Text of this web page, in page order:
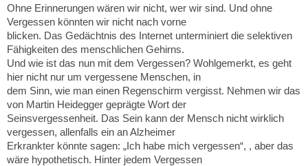
Ohne Erinnerungen wären wir nicht, wer wir sind. Und ohne
Vergessen könnten wir nicht nach vorne
blicken. Das Gedächtnis des Internet unterminiert die selektiven
Fähigkeiten des menschlichen Gehirns.
Und wie ist das nun mit dem Vergessen? Wohlgemerkt, es geht
hier nicht nur um vergessene Menschen, in
dem Sinn, wie man einen Regenschirm vergisst. Nehmen wir das
von Martin Heidegger geprägte Wort der
Seinsvergessenheit. Das Sein kann der Mensch nicht wirklich
vergessen, allenfalls ein an Alzheimer
Erkrankter könnte sagen: „Ich habe mich vergessen“, , aber das
wäre hypothetisch. Hinter jedem Vergessen